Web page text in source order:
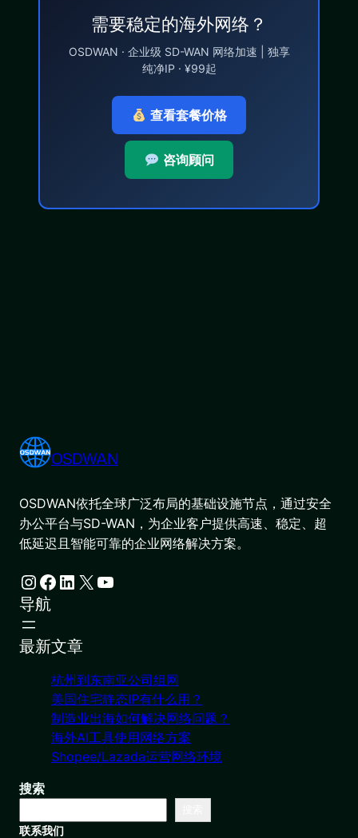
需要稳定的海外网络？
OSDWAN · 企业级 SD-WAN 网络加速 | 独享
纯净IP · ¥99起
查看套餐价格
咨询顾问
OSDWAN
OSDWAN依托全球广泛布局的基础设施节点，通过安全
办公平台与SD-WAN，为企业客户提供高速、稳定、超
低延迟且智能可靠的企业网络解决方案。
Instagram Facebook LinkedIn X YouTube
导航
最新文章
杭州到东南亚公司组网
美国住宅静态IP有什么用？
制造业出海如何解决网络问题？
海外AI工具使用网络方案
Shopee/Lazada运营网络环境
搜索
联系我们